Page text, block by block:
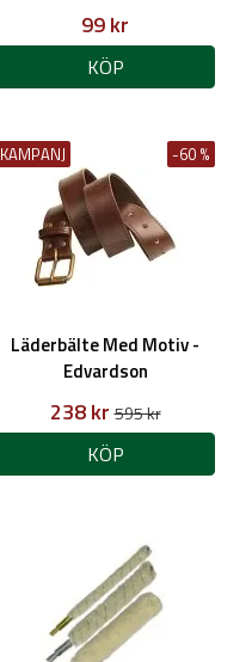
99 kr
KÖP
KAMPANJ -60 %
Läderbälte Med Motiv -
Edvardson
238 kr595 kr
KÖP